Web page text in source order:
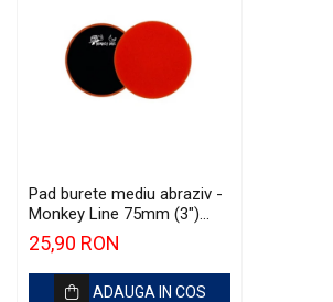
Pad burete mediu abraziv -
Monkey Line 75mm (3")
Orange Medium-Cut Pad
25,90 RON
ADAUGA IN COS